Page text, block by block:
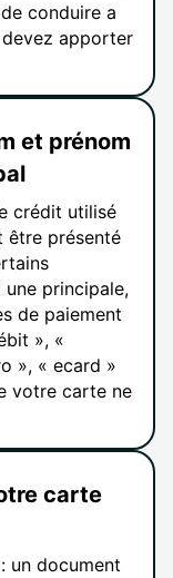
conduire a
apporter
et prénom
crédit utilisé
être présenté
principale,
de paiement
», «
», « ecard »
votre carte ne
carte
un document